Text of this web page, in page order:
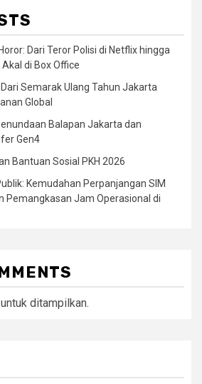
Dari Teror Polisi di Netflix hingga
di Box Office
Semarak Ulang Tahun Jakarta
Global
Balapan Jakarta dan
Gen4
Bantuan Sosial PKH 2026
Kemudahan Perpanjangan SIM
Pemangkasan Jam Operasional di
ditampilkan.